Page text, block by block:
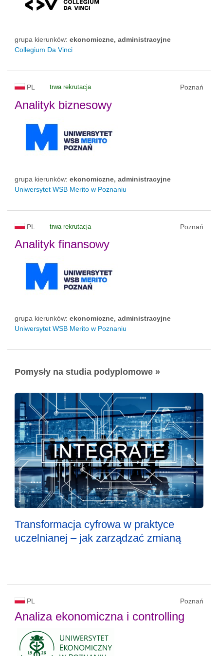
grupa kierunków: ekonomiczne, administracyjne
Collegium Da Vinci
PL trwa rekrutacja Poznań
Analityk biznesowy
grupa kierunków: ekonomiczne, administracyjne
Uniwersytet WSB Merito w Poznaniu
PL trwa rekrutacja Poznań
Analityk finansowy
grupa kierunków: ekonomiczne, administracyjne
Uniwersytet WSB Merito w Poznaniu
Pomysły na studia podyplomowe »
Transformacja cyfrowa w praktyce
uczelnianej – jak zarządzać zmianą
PL Poznań
Analiza ekonomiczna i controlling